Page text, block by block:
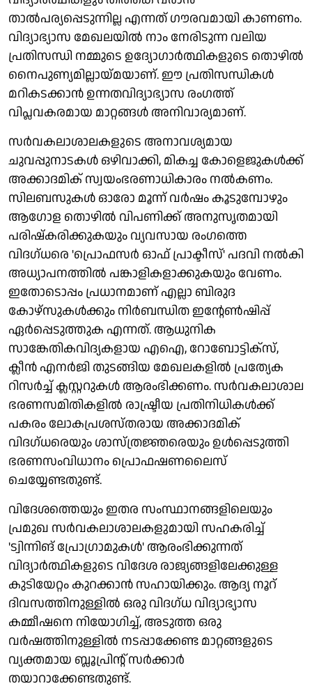
താല്‍പര്യപ്പെടുന്നില്ല എന്നത് ഗൗരവമായി കാണണം.
വിദ്യാഭ്യാസ മേഖലയില്‍ നാം നേരിടുന്ന വലിയ
പ്രതിസന്ധി നമ്മുടെ ഉദ്യോഗാര്‍ത്ഥികളുടെ തൊഴില്‍
നൈപുണ്യമില്ലായ്മയാണ്. ഈ പ്രതിസന്ധികള്‍
മറികടക്കാന്‍ ഉന്നതവിദ്യാഭ്യാസ രംഗത്ത്
വിപ്ലവകരമായ മാറ്റങ്ങള്‍ അനിവാര്യമാണ്.
സര്‍വകലാശാലകളുടെ അനാവശ്യമായ
ചുവപ്പുനാടകള്‍ ഒഴിവാക്കി, മികച്ച കോളെജുകള്‍ക്ക്
അക്കാദമിക്‌ സ്വയംഭരണാധികാരം നല്‍കണം.
സിലബസുകള്‍ ഓരോ മൂന്ന് വര്‍ഷം കൂടുമ്പോഴും
ആഗോള തൊഴില്‍ വിപണിക്ക് അനുസൃതമായി
പരിഷ്‌കരിക്കുകയും വ്യവസായ രംഗത്തെ
വിദഗ്ധരെ 'പ്രൊഫസര്‍ ഓഫ് പ്രാക്ടീസ്' പദവി നല്‍കി
അധ്യാപനത്തില്‍ പങ്കാളികളാക്കുകയും വേണം.
ഇതോടൊപ്പം പ്രധാനമാണ് എല്ലാ ബിരുദ
കോഴ്‌സുകള്‍ക്കും നിര്‍ബന്ധിത ഇന്റേണ്‍ഷിപ്പ്
ഏര്‍പ്പെടുത്തുക എന്നത്. ആധുനിക
സാങ്കേതികവിദ്യകളായ എഐ, റോബോട്ടിക്‌സ്,
ക്ലീന്‍ എനര്‍ജി തുടങ്ങിയ മേഖലകളില്‍ പ്രത്യേക
റിസര്‍ച്ച് ക്ലസ്റ്ററുകള്‍ ആരംഭിക്കണം. സര്‍വകലാശാല
ഭരണസമിതികളില്‍ രാഷ്ട്രീയ പ്രതിനിധികള്‍ക്ക്
പകരം ലോകപ്രശസ്തരായ അക്കാദമിക്
വിദഗ്ധരെയും ശാസ്ത്രജ്ഞരെയും ഉള്‍പ്പെടുത്തി
ഭരണസംവിധാനം പ്രൊഫഷണലൈസ്
ചെയ്യേണ്ടതുണ്ട്.
വിദേശത്തെയും ഇതര സംസ്ഥാനങ്ങളിലെയും
പ്രമുഖ സര്‍വകലാശാലകളുമായി സഹകരിച്ച്
'ട്വിന്നിങ് പ്രോഗ്രാമുകള്‍' ആരംഭിക്കുന്നത്
വിദ്യാര്‍ത്ഥികളുടെ വിദേശ രാജ്യങ്ങളിലേക്കുള്ള
കുടിയേറ്റം കുറക്കാന്‍ സഹായിക്കും. ആദ്യ നൂറ്
ദിവസത്തിനുള്ളില്‍ ഒരു വിദഗ്ധ വിദ്യാഭ്യാസ
കമ്മീഷനെ നിയോഗിച്ച്, അടുത്ത ഒരു
വര്‍ഷത്തിനുള്ളില്‍ നടപ്പാക്കേണ്ട മാറ്റങ്ങളുടെ
വ്യക്തമായ ബ്ലൂപ്രിന്റ് സര്‍ക്കാര്‍
തയാറാക്കേണ്ടതുണ്ട്.